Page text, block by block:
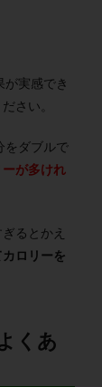
実感でき
さい。
をダブルで
が多けれ
るとかえ
ロリーを
くあ